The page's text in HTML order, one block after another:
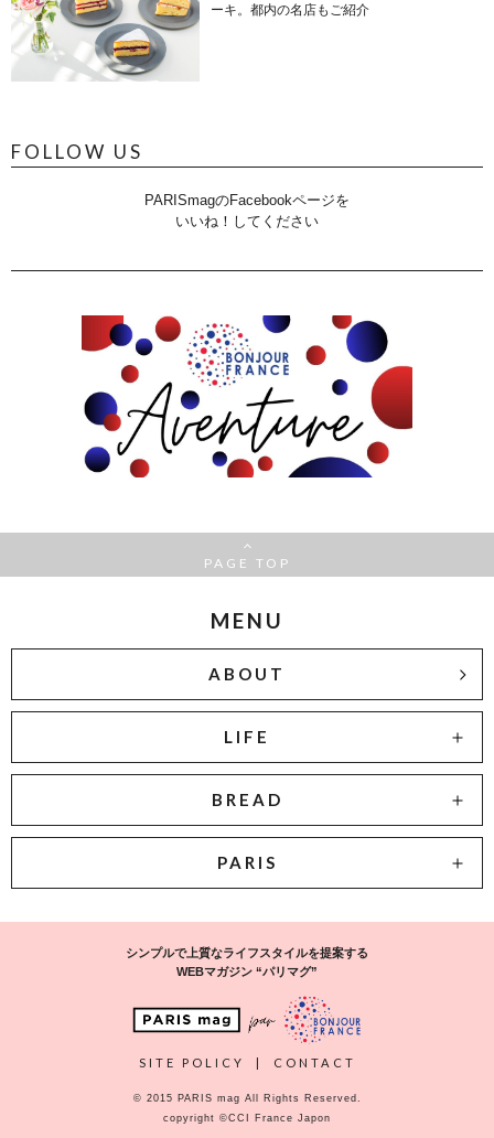
ーキ。都内の名店もご紹介
FOLLOW US
PARISmagのFacebookページを
いいね！してください
PAGE TOP
MENU
ABOUT
LIFE
BREAD
PARIS
シンプルで上質なライフスタイルを提案する
WEBマガジン “パリマグ”
SITE POLICY | CONTACT
© 2015 PARIS mag All Rights Reserved.
copyright ©CCI France Japon